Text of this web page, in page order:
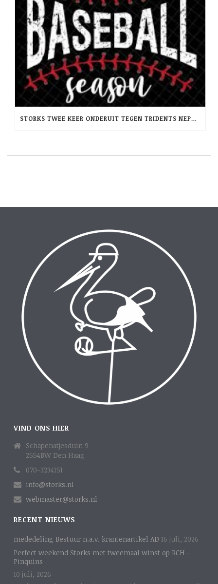
STORKS TWEE KEER ONDERUIT TEGEN TRIDENTS NEPTUNUS
VIND ONS HIER
Schapenatjesduin 9
2554BW Den Haag
070-3234151
info@storks.nl
webmaster@storks.nl
RECENT NIEUWS
mededeling Bestuur n.a.v. krantenartikel AD 16 juli, 2026
Perfect weekend Storks met tweemaal winst op RCH -
Pinquins
10 juli, 2026